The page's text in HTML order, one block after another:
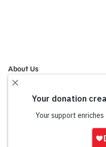
About Us
Mission and History
Financials
Partners